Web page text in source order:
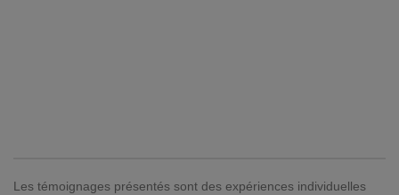
Les témoignages présentés sont des expériences individuelles